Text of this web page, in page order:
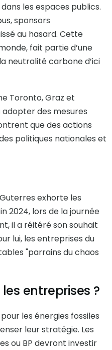
les espaces publics.
sponsors
au hasard. Cette
fait partie d’une
neutralité carbone d’ici
Toronto, Graz et
des mesures
que des actions
politiques nationales et
exhorte les
2024, lors de la journée
il a réitéré son souhait
lui, les entreprises du
"parrains du chaos
entreprises ?
les énergies fossiles
leur stratégie. Les
ou BP devront investir